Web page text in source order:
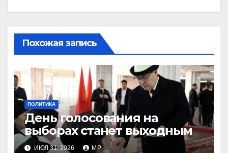
Похожая запись
ПОЛИТИКА
День голосования на
выборах станет выходным
ИЮЛ 31, 2026 MP